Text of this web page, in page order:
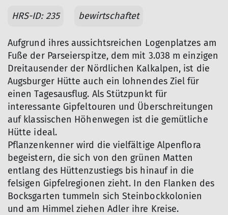
HRS-ID: 235 bewirtschaftet
Aufgrund ihres aussichtsreichen Logenplatzes am
Fuße der Parseierspitze, dem mit 3.038 m einzigen
Dreitausender der Nördlichen Kalkalpen, ist die
Augsburger Hütte auch ein lohnendes Ziel für
einen Tagesausflug. Als Stützpunkt für
interessante Gipfeltouren und Überschreitungen
auf klassischen Höhenwegen ist die gemütliche
Hütte ideal.
Pflanzenkenner wird die vielfältige Alpenflora
begeistern, die sich von den grünen Matten
entlang des Hüttenzustiegs bis hinauf in die
felsigen Gipfelregionen zieht. In den Flanken des
Bocksgarten tummeln sich Steinbockkolonien
und am Himmel ziehen Adler ihre Kreise.